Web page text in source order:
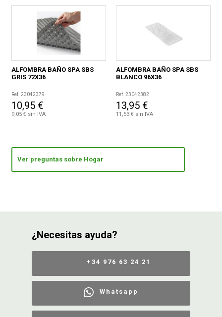
ALFOMBRA BAÑO SPA SBS
GRIS 72X36
Ref. 23042379
10,95 €
9,05 € sin IVA
ALFOMBRA BAÑO SPA SBS
BLANCO 96X36
Ref. 23042382
13,95 €
11,53 € sin IVA
Ver preguntas sobre Hogar
¿Necesitas ayuda?
+34 976 63 24 21
Whatsapp